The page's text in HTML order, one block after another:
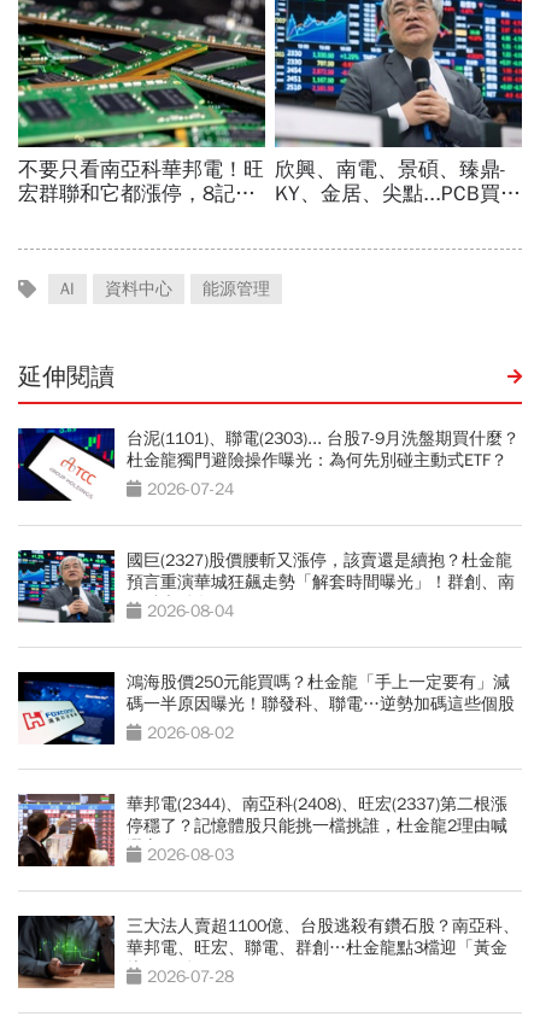
AI 資料中心 能源管理
延伸閱讀
台泥(1101)、聯電(2303)... 台股7-9月洗盤期買什麼？
杜金龍獨門避險操作曝光：為何先別碰主動式ETF？
2026-07-24
國巨(2327)股價腰斬又漲停，該賣還是續抱？杜金龍
預言重演華城狂飆走勢「解套時間曝光」！群創、南
亞科也點名
2026-08-04
鴻海股價250元能買嗎？杜金龍「手上一定要有」減
碼一半原因曝光！聯發科、聯電…逆勢加碼這些個股
2026-08-02
華邦電(2344)、南亞科(2408)、旺宏(2337)第二根漲
停穩了？記憶體股只能挑一檔挑誰，杜金龍2理由喊
選它2026-08-03
三大法人賣超1100億、台股逃殺有鑽石股？南亞科、
華邦電、旺宏、聯電、群創…杜金龍點3檔迎「黃金
坑」買點
2026-07-28